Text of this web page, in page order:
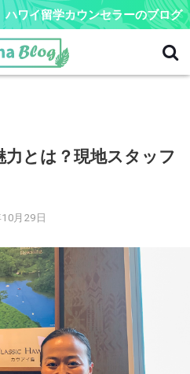
ハワイ留学カウンセラーのブログ
力とは？現地スタッフ
月29日